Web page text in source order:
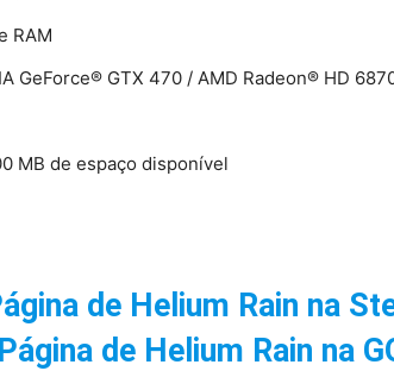
RAM
GeForce® GTX 470 / AMD Radeon® HD
MB de espaço disponível
de Helium Rain na
Página de Helium Rain na